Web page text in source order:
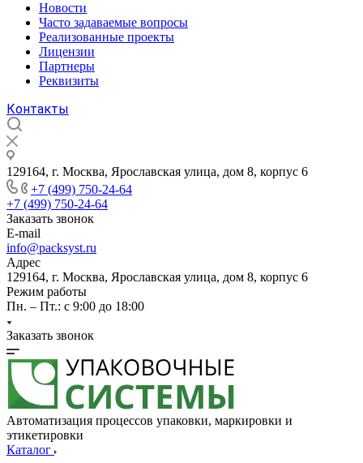
Новости
Часто задаваемые вопросы
Реализованные проекты
Лицензии
Партнеры
Реквизиты
Контакты
129164, г. Москва, Ярославская улица, дом 8, корпус 6
+7 (499) 750-24-64
+7 (499) 750-24-64
Заказать звонок
E-mail
info@packsyst.ru
Адрес
129164, г. Москва, Ярославская улица, дом 8, корпус 6
Режим работы
Пн. – Пт.: с 9:00 до 18:00
Заказать звонок
Автоматизация процессов упаковки, маркировки и
этикетировки
Каталог